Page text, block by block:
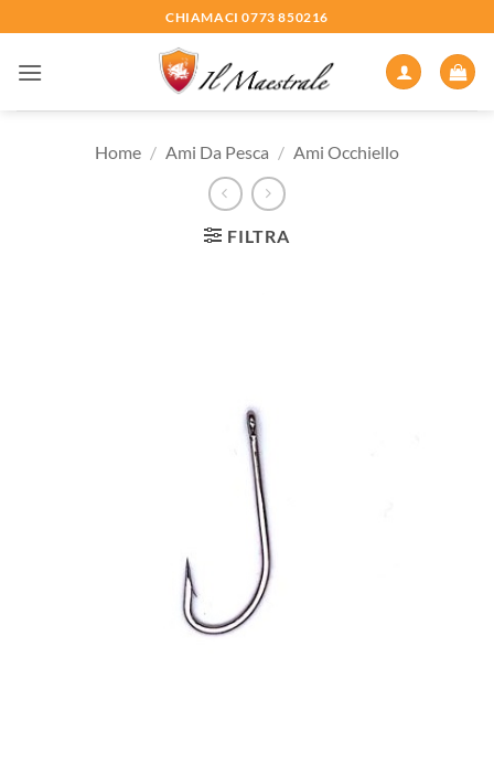
ai
contenuti
CHIAMACI 0773 850216
Home / Ami Da Pesca / Ami Occhiello
FILTRA